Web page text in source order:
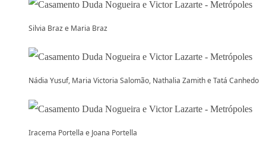
Silvia Braz e Maria Braz
Nádia Yusuf, Maria Victoria Salomão, Nathalia Zamith e Tatá Canhedo
Iracema Portella e Joana Portella